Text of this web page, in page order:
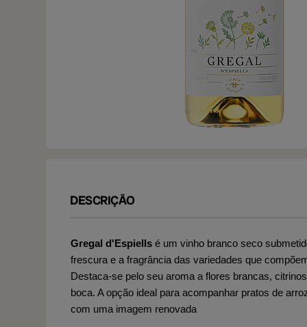
DESCRIÇÃO
Gregal d'Espiells é um vinho branco seco
frescura e a fragrância das variedades que
Destaca-se pelo seu aroma a flores brancas,
boca. A opção ideal para acompanhar pratos de
com uma imagem renovada